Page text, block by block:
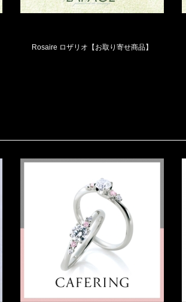
Rosaire ロザリオ【お取り寄せ商品】